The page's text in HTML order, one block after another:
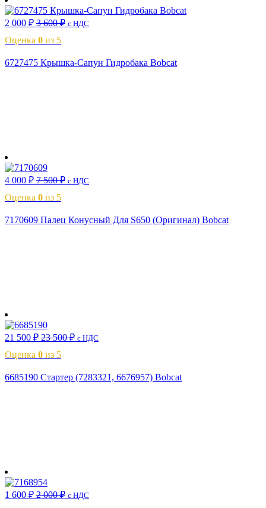
2 000 ₽ 3 600₽ с НДС
Оценка 0 из 5
6727475 Крышка-Сапун Гидробака Bobcat
4 000 ₽ 7 500₽ с НДС
Оценка 0 из 5
7170609 Палец Конусный Для S650 (Оригинал) Bobcat
21 500 ₽ 23 500₽ с НДС
Оценка 0 из 5
6685190 Стартер (7283321, 6676957) Bobcat
1 600 ₽ 2 000₽ с НДС